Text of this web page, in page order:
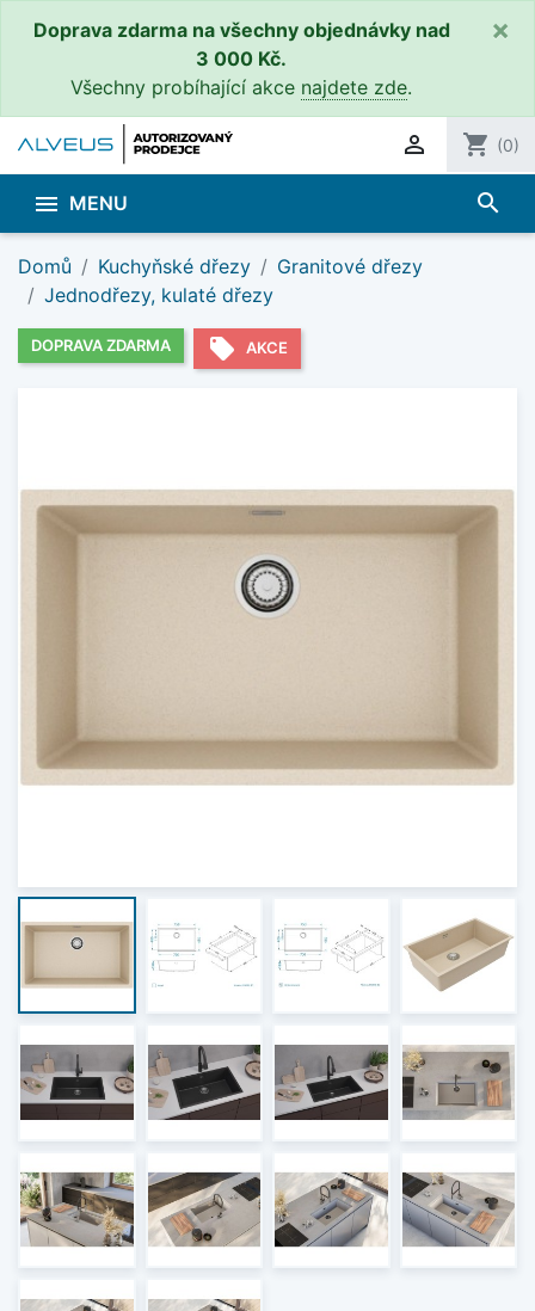
Doprava zdarma na všechny objednávky nad
3 000 Kč.
Všechny probíhající akce najdete zde.
×
 shopping_cart (0)
 MENU search
Domů Kuchyňské dřezy
Granitové dřezy
Jednodřezy, kulaté dřezy
DOPRAVA ZDARMA local_offer AKCE